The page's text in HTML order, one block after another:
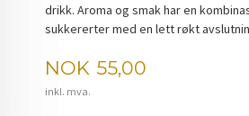
drikk. Aroma og smak har en
sukkererter med en lett røkt
Pris
NOK 55,00
inkl. mva.